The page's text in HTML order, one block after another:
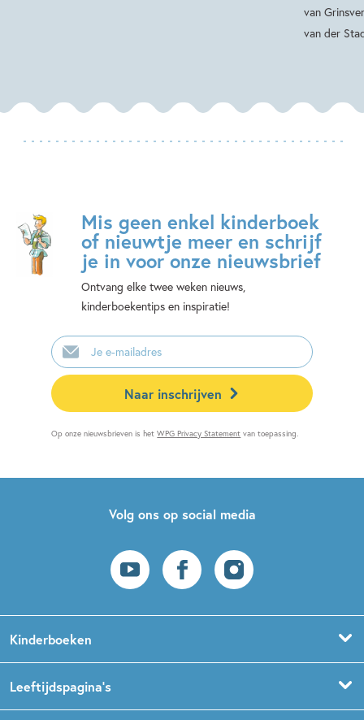
van
van der
Mis geen enkel kinderboek
of nieuwtje meer en schrijf
je in voor onze nieuwsbrief
Ontvang elke twee weken nieuws,
kinderboekentips en inspiratie!
E-
mailadres
Naar inschrijven
Op onze nieuwsbrieven is hetWPG Privacy Statement van toepassing.
Volg ons op social media
Kinderboeken
Prentenboeken
Leeftijdspagina’s